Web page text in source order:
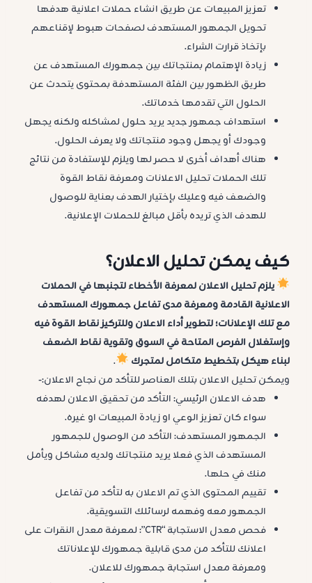
تعزيز المبيعات عن طريق انشاء حملات اعلانية هدفها
تحويل الجمهور المستهدف لصفحات هبوط لإقناعهم
بإتخاذ قرارت الشراء.
زيادة الإهتمام بمنتجاتك بين جمهورك المستهدف عن
طريق الظهور بين الفئة المستهدفة بمحتوى يتحدث عن
الحلول التي تقدمها خدماتك.
استهداف جمهور جديد يريد حلول لمشاكله ولكنه يجهل
وجودك أو يجهل وجود منتجاتك ولا يعرف الحلول.
هناك أهداف أخرى لا حصر لها ويلزم للإستفادة من نتائج
تلك الحملات تحليل الاعلانات ومعرفة نقاط القوة
والضعف فيه وعليك بإختيار الهدف بعناية للوصول
للهدف الذي تريده بأقل مبالغ للحملات الإعلانية.
كيف يمكن تحليل الاعلان؟
يلزم تحليل الاعلان لمعرفة الأخطاء لتجنبها فيالحملات
الاعلانيةالقادمة ومعرفة مدى تفاعل جمهورك المستهدف
مع تلك الإعلانات؛ لتطوير أداء الاعلان وللتركيز نقاط القوة فيه
وإستغلال الفرص المتاحة في السوق وتقوية نقاط الضعف
لبناء هيكل بتخطيط متكامل لمتجرك
.
ويمكن تحليل الاعلان بتلك العناصر للتأكد من نجاح الاعلان:-
هدف الاعلان الرئيسي: التأكد من تحقيق الاعلان لهدفه
سواء كان تعزيز الوعي او زيادة المبيعات او غيره.
الجمهور المستهدف: التأكد من الوصول للجمهور
المستهدف الذي فعلا يريد منتجاتك ولديه مشاكل ويأمل
منك في حلها.
تقييم المحتوى الذي تم الاعلان به لتأكد من تفاعل
الجمهور معه وفهمه لرسائلك التسويقية.
فحص معدل الاستجابة “CTR”: لمعرفة معدل النقرات على
اعلانك للتأكد من مدى قابلية جمهورك للإعلاناتك
ومعرفة معدل استجابة جمهورك للاعلان.